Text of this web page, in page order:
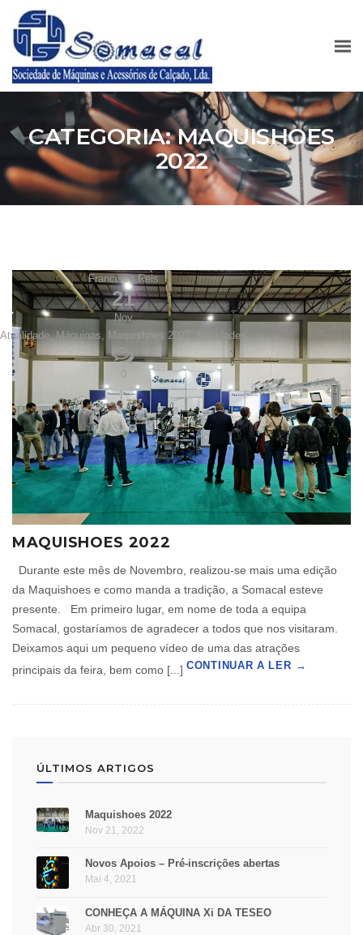
CATEGORIA:MAQUISHOES
2022
MAQUISHOES 2022
Francisco Reis
21
Nov
Atualidade,Máquinas, Maquishoes 2022 Novidades
0
Durante este mês de Novembro, realizou-se mais uma edição
da Maquishoes e como manda a tradição, a Somacal esteve
presente. Em primeiro lugar, em nome de toda a equipa
Somacal, gostaríamos de agradecer a todos que nos visitaram.
Deixamos aqui um pequeno vídeo de uma das atrações
principais da feira, bem como [...] CONTINUAR A LER
ÚLTIMOS ARTIGOS
Maquishoes 2022
Nov 21, 2022
Novos Apoios – Pré-inscrições abertas
Mai 4, 2021
CONHEÇA A MÁQUINA Xi DA TESEO
Abr 30, 2021